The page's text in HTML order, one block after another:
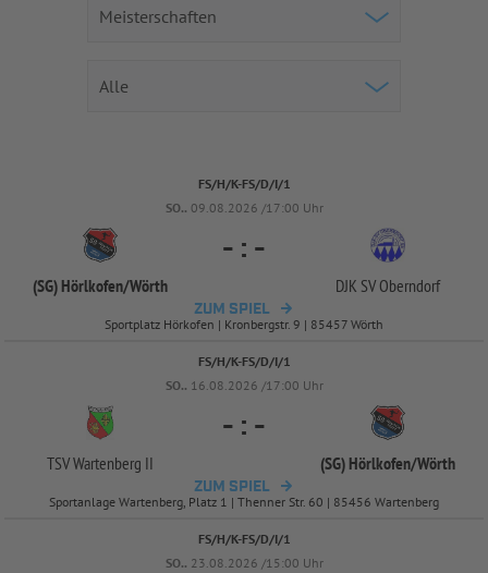
FS/H/K-FS/D/I/1
SO.. 09.08.2026 /17:00 Uhr
(SG) Hörlkofen/Wörth
- : -
DJK SV Oberndorf
ZUM SPIEL
Sportplatz Hörkofen | Kronbergstr. 9 | 85457 Wörth
FS/H/K-FS/D/I/1
SO.. 16.08.2026 /17:00 Uhr
TSV Wartenberg II
- : -
(SG) Hörlkofen/Wörth
ZUM SPIEL
Sportanlage Wartenberg, Platz 1 | Thenner Str. 60 | 85456 Wartenberg
FS/H/K-FS/D/I/1
SO.. 23.08.2026 /15:00 Uhr